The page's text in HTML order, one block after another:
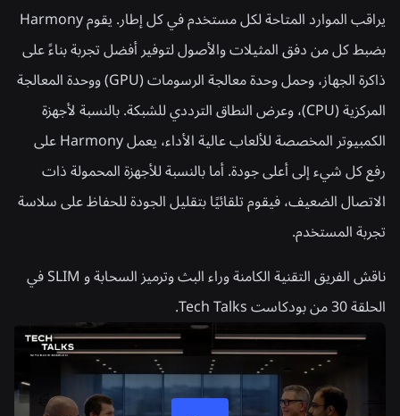
يراقب الموارد المتاحة لكل مستخدم في كل إطار. يقوم Harmony
بضبط كل من دفق المثيلات والأصول لتوفير أفضل تجربة بناءً على
ذاكرة الجهاز، وحمل وحدة معالجة الرسومات (GPU) ووحدة المعالجة
المركزية (CPU)، وعرض النطاق الترددي للشبكة. بالنسبة لأجهزة
الكمبيوتر المخصصة للألعاب عالية الأداء، يعمل Harmony على
رفع كل شيء إلى أعلى جودة. أما بالنسبة للأجهزة المحمولة ذات
الاتصال الضعيف، فيقوم تلقائيًا بتقليل الجودة للحفاظ على سلاسة
تجربة المستخدم.
ناقش الفريق التقنية الكامنة وراء البث وترميز السحابة و SLIM في
الحلقة 30 من بودكاست Tech Talks.